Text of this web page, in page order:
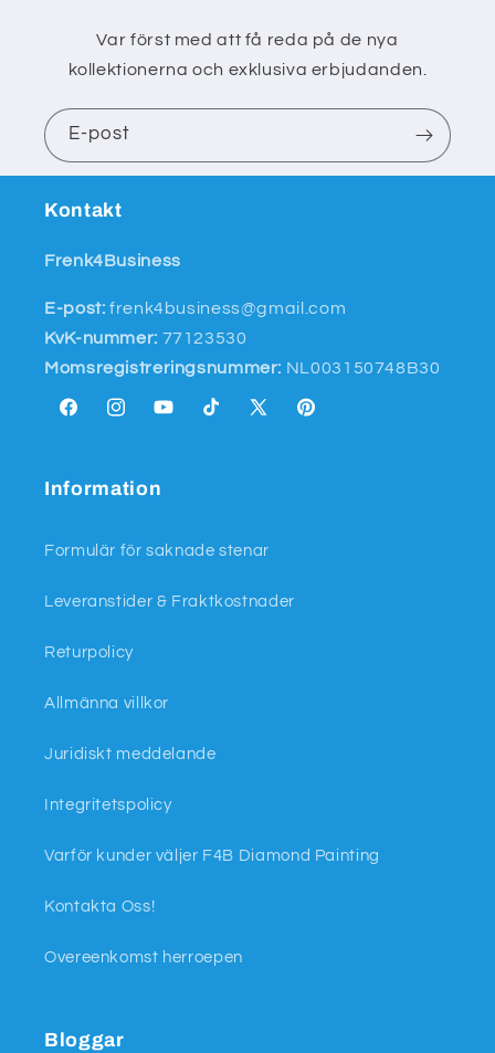
Var först med att få reda på de nya
kollektionerna och exklusiva erbjudanden.
E-post
Kontakt
Frenk4Business
E-post:frenk4business@gmail.com
KvK-nummer: 77123530
Momsregistreringsnummer: NL003150748B30
FacebookInstagramYouTubeTikTok X
Pinterest
Information
Formulär för saknade stenar
Leveranstider & Fraktkostnader
Returpolicy
Allmänna villkor
Juridiskt meddelande
Integritetspolicy
Varför kunder väljer F4B Diamond Painting
Kontakta Oss!
Overeenkomst herroepen
Bloggar